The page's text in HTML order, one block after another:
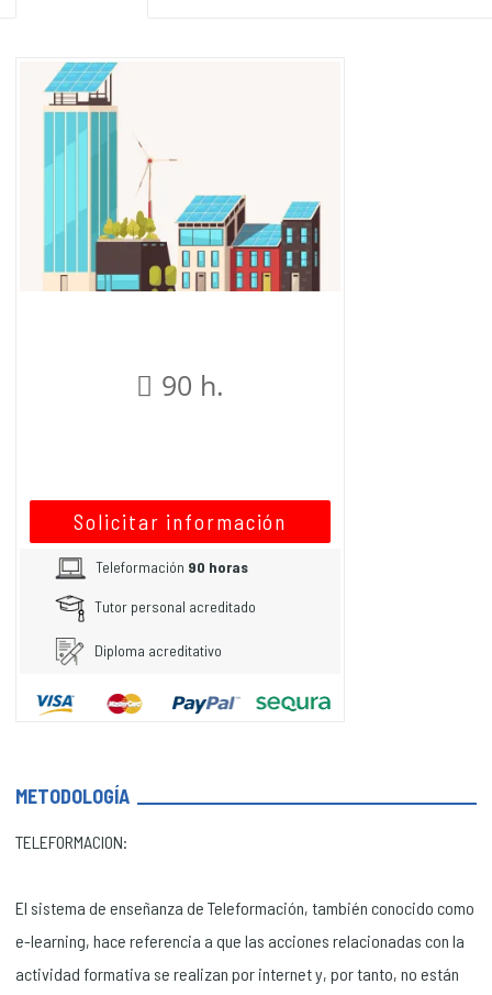
METODOLOGÍA
TELEFORMACION:
El sistema de enseñanza de Teleformación, también conocido como
e-learning, hace referencia a que las acciones relacionadas con la
actividad formativa se realizan por internet y, por tanto, no están
90 h.
Solicitar información
Teleformación 90 horas
Tutor personal acreditado
Diploma acreditativo